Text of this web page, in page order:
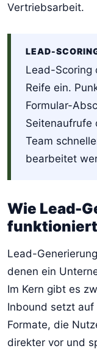
Vertriebsarbeit.
LEAD-
Lead-Scoring
Reife ein.
Formular-
Seitenaufrufe
Team
bearbeitet
Wie Lead-
funktioniert
Lead-
denen ein
Im Kern gibt es
Inbound setzt auf
Formate, die
direkter vor und